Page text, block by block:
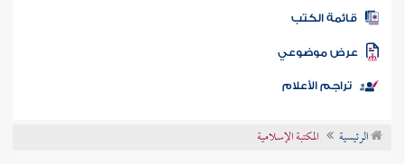
المكتبة
الكتب
موضوعي
تراجم الأعلام
الرئيسية المكتبة الإسلامية